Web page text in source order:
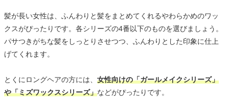
髪が長い女性は、ふんわりと髪をまとめてくれるやわらかめのワッ
クスがぴったりです。各シリーズの4番以下のものを選びましょう。
パサつきがちな髪をしっとりさせつつ、ふんわりとした印象に仕上
げてくれます。
とくにロングヘアの方には、 女性向けの「ガールメイクシリーズ」
や「ミズワックスシリーズ」などがぴったりです。